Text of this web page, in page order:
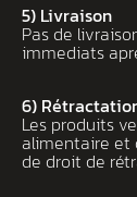
5) Livraison
Pas de
immediats
6)
Les produits
alimentaire et
de droit de